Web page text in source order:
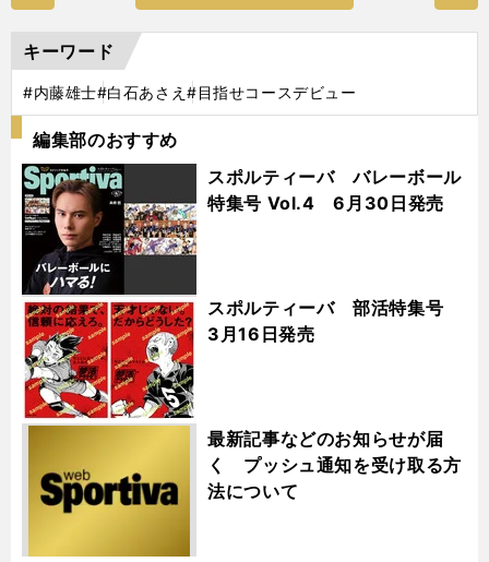
キーワード
#内藤雄士#白石あさえ#目指せコースデビュー
編集部のおすすめ
スポルティーバ バレーボール
特集号 Vol.4 6月30日発売
スポルティーバ 部活特集号
3月16日発売
最新記事などのお知らせが届
く プッシュ通知を受け取る方
法について